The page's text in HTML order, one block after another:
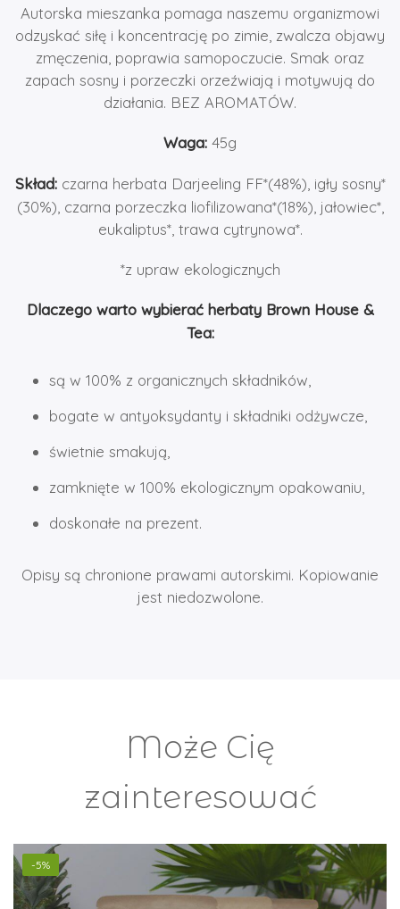
Autorska mieszanka pomaga naszemu organizmowi
odzyskać siłę i koncentrację po zimie, zwalcza objawy
zmęczenia, poprawia samopoczucie. Smak oraz
zapach sosny i porzeczki orzeźwiają i motywują do
działania. BEZ AROMATÓW.
Waga: 45g
Skład: czarna herbata Darjeeling FF*(48%), igły sosny*
(30%), czarna porzeczka liofilizowana*(18%), jałowiec*,
eukaliptus*, trawa cytrynowa*.
*z upraw ekologicznych
Dlaczego warto wybierać herbaty Brown House &
Tea:
są w 100% z organicznych składników,
bogate w antyoksydanty i składniki odżywcze,
świetnie smakują,
zamknięte w 100% ekologicznym opakowaniu,
doskonałe na prezent.
Opisy są chronione prawami autorskimi. Kopiowanie
jest niedozwolone.
Może Cię
zainteresować
-5%